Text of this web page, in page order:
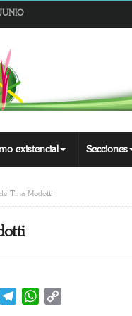
existencial Secciones
Tina Modotti
TelegramWhatsApp